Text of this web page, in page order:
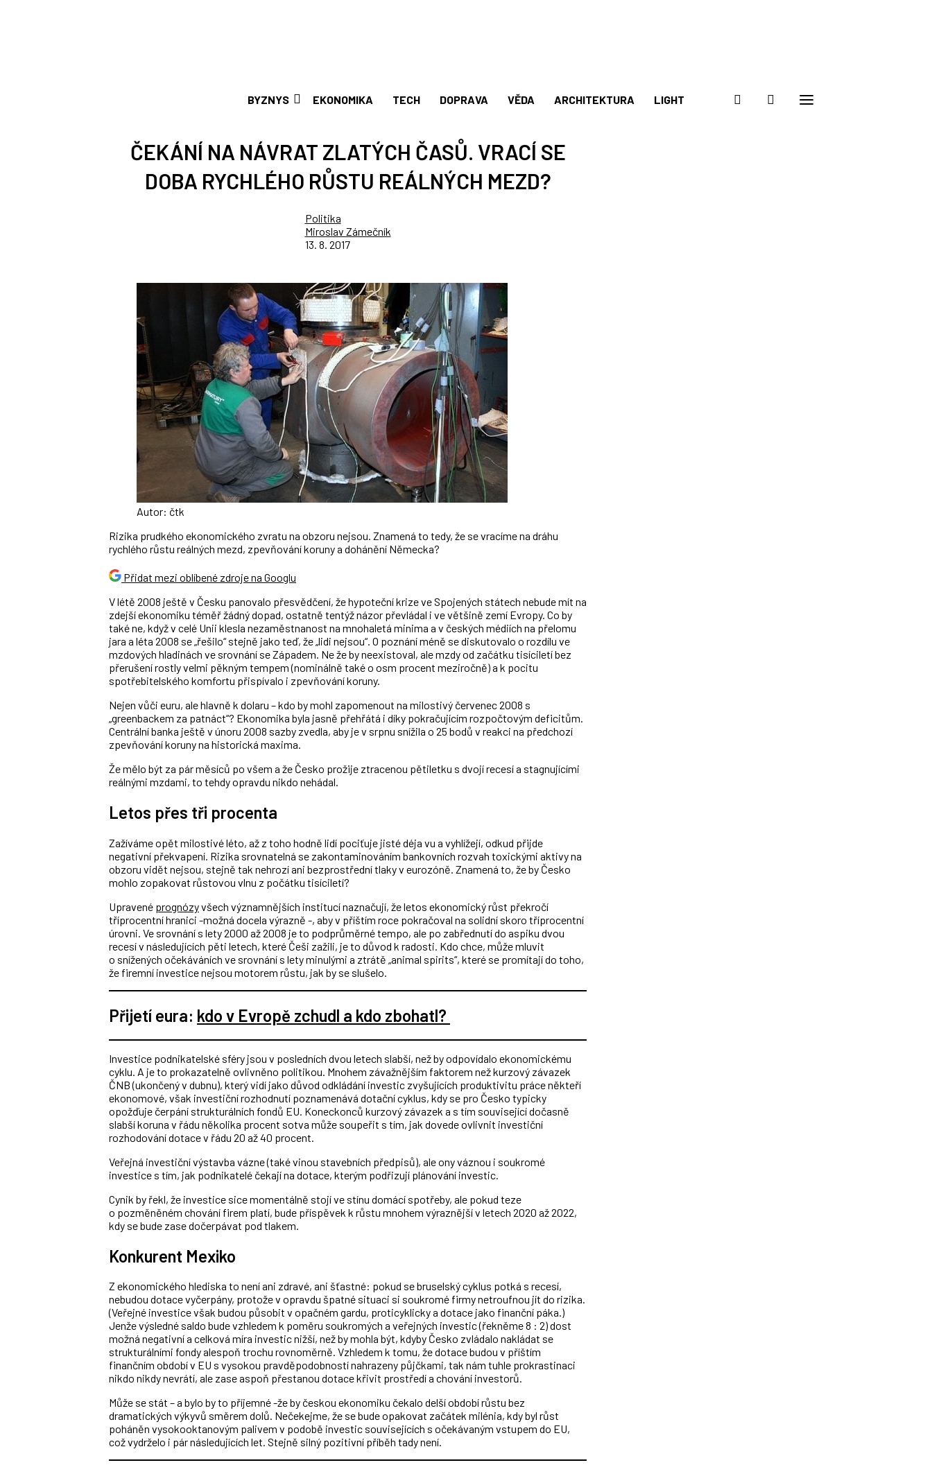
BYZNYS EKONOMIKA TECH DOPRAVA VĚDA ARCHITEKTURA LIGHT
ČEKÁNÍ NA NÁVRAT ZLATÝCH ČASŮ. VRACÍ SE
DOBA RYCHLÉHO RŮSTU REÁLNÝCH MEZD?
Politika
Miroslav Zámečník
13. 8. 2017
Autor: čtk
Rizika prudkého ekonomického zvratu na obzoru nejsou. Znamená to tedy, že se vracíme na dráhu
rychlého růstu reálných mezd, zpevňování koruny a dohánění Německa?
Přidat mezi oblíbené zdroje na Googlu
V létě 2008 ještě v Česku panovalo přesvědčení, že hypoteční krize ve Spojených státech nebude mít na
zdejší ekonomiku téměř žádný dopad, ostatně tentýž názor převládal i ve většině zemí Evropy. Co by
také ne, když v celé Unii klesla nezaměstnanost na mnohaletá minima a v českých médiích na přelomu
jara a léta 2008 se „řešilo“ stejně jako teď, že „lidi nejsou“. O poznání méně se diskutovalo o rozdílu ve
mzdových hladinách ve srovnání se Západem. Ne že by neexistoval, ale mzdy od začátku tisíciletí bez
přerušení rostly velmi pěkným tempem (nominálně také o osm procent meziročně) a k pocitu
spotřebitelského komfortu přispívalo i zpevňování koruny.
Nejen vůči euru, ale hlavně k dolaru – kdo by mohl zapomenout na milostivý červenec 2008 s
„greenbackem za patnáct“? Ekonomika byla jasně přehřátá i díky pokračujícím rozpočtovým deficitům.
Centrální banka ještě v únoru 2008 sazby zvedla, aby je v srpnu snížila o 25 bodů v reakci na předchozí
zpevňování koruny na historická maxima.
Že mělo být za pár měsíců po všem a že Česko prožije ztracenou pětiletku s dvojí recesí a stagnujícími
reálnými mzdami, to tehdy opravdu nikdo nehádal.
Letos přes tři procenta
Zažíváme opět milostivé léto, až z toho hodně lidí pociťuje jisté déja vu a vyhlížejí, odkud přijde
negativní překvapení. Rizika srovnatelná se zakontaminováním bankovních rozvah toxickými aktivy na
obzoru vidět nejsou, stejně tak nehrozí ani bezprostřední tlaky v eurozóně. Znamená to, že by Česko
mohlo zopakovat růstovou vlnu z počátku tisíciletí?
Upravené prognózyvšech významnějších institucí naznačují, že letos ekonomický růst překročí
tříprocentní hranici -možná docela výrazně -, aby v příštím roce pokračoval na solidní skoro tříprocentní
úrovni. Ve srovnání s lety 2000 až 2008 je to podprůměrné tempo, ale po zabřednutí do aspiku dvou
recesí v následujících pěti letech, které Češi zažili, je to důvod k radosti. Kdo chce, může mluvit
o snížených očekáváních ve srovnání s lety minulými a ztrátě „animal spirits“, které se promítají do toho,
že firemní investice nejsou motorem růstu, jak by se slušelo.
Přijetí eura: kdo v Evropě zchudl a kdo zbohatl?
Investice podnikatelské sféry jsou v posledních dvou letech slabší, než by odpovídalo ekonomickému
cyklu. A je to prokazatelně ovlivněno politikou. Mnohem závažnějším faktorem než kurzový závazek
ČNB (ukončený v dubnu), který vidí jako důvod odkládání investic zvyšujících produktivitu práce někteří
ekonomové, však investiční rozhodnutí poznamenává dotační cyklus, kdy se pro Česko typicky
opožďuje čerpání strukturálních fondů EU. Koneckonců kurzový závazek a s tím související dočasně
slabší koruna v řádu několika procent sotva může soupeřit s tím, jak dovede ovlivnit investiční
rozhodování dotace v řádu 20 až 40 procent.
Veřejná investiční výstavba vázne (také vinou stavebních předpisů), ale ony váznou i soukromé
investice s tím, jak podnikatelé čekají na dotace, kterým podřizují plánování investic.
Cynik by řekl, že investice sice momentálně stojí ve stínu domácí spotřeby, ale pokud teze
o pozměněném chování firem platí, bude příspěvek k růstu mnohem výraznější v letech 2020 až 2022,
kdy se bude zase dočerpávat pod tlakem.
Konkurent Mexiko
Z ekonomického hlediska to není ani zdravé, ani šťastné: pokud se bruselský cyklus potká s recesí,
nebudou dotace vyčerpány, protože v opravdu špatné situaci si soukromé firmy netroufnou jít do rizika.
(Veřejné investice však budou působit v opačném gardu, proticyklicky a dotace jako finanční páka.)
Jenže výsledné saldo bude vzhledem k poměru soukromých a veřejných investic (řekněme 8 : 2) dost
možná negativní a celková míra investic nižší, než by mohla být, kdyby Česko zvládalo nakládat se
strukturálními fondy alespoň trochu rovnoměrně. Vzhledem k tomu, že dotace budou v příštím
finančním období v EU s vysokou pravděpodobností nahrazeny půjčkami, tak nám tuhle prokrastinaci
nikdo nikdy nevrátí, ale zase aspoň přestanou dotace křivit prostředí a chování investorů.
Může se stát – a bylo by to příjemné -že by českou ekonomiku čekalo delší období růstu bez
dramatických výkyvů směrem dolů. Nečekejme, že se bude opakovat začátek milénia, kdy byl růst
poháněn vysokooktanovým palivem v podobě investic souvisejících s očekávaným vstupem do EU,
což vydrželo i pár následujících let. Stejně silný pozitivní příběh tady není.